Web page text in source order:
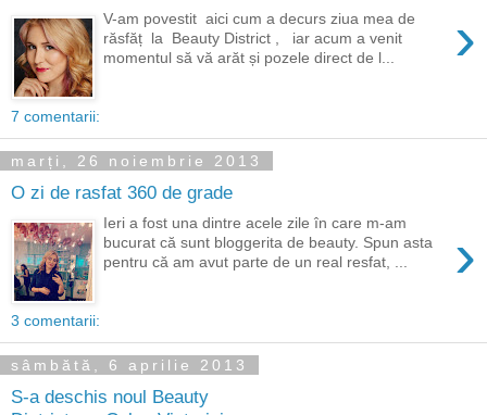
›
V-am povestit aici cum a decurs ziua mea de
răsfăț la Beauty District , iar acum a venit
momentul să vă arăt și pozele direct de l...
7 comentarii:
marți, 26 noiembrie 2013
O zi de rasfat 360 de grade
›
Ieri a fost una dintre acele zile în care m-am
bucurat că sunt bloggerita de beauty. Spun asta
pentru că am avut parte de un real resfat, ...
3 comentarii:
sâmbătă, 6 aprilie 2013
S-a deschis noul Beauty